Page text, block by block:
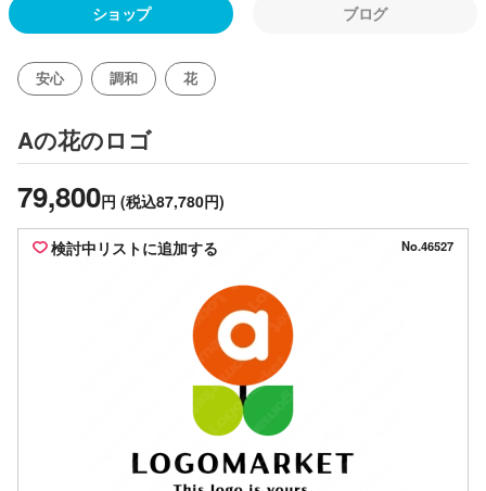
ショップ ブログ
安心 調和 花
Aの花のロゴ
79,800円 (税込87,780円)
検討中リストに追加する No.46527